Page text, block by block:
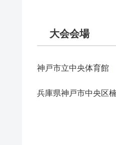
大会会場
神戸市立中央体育館
兵庫県神戸市中央区